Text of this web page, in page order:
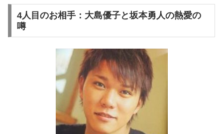
4人目のお相手：大島優子と坂本勇人の熱愛の
噂